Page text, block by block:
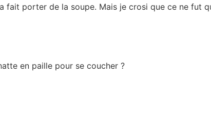
fait porter de la soupe. Mais je crosi que ce ne fut
en paille pour se coucher ?